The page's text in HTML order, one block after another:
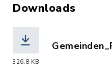
Downloads
326,8 KB